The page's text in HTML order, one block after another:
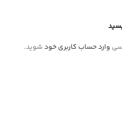
وارد حساب کاربری خودشوید.